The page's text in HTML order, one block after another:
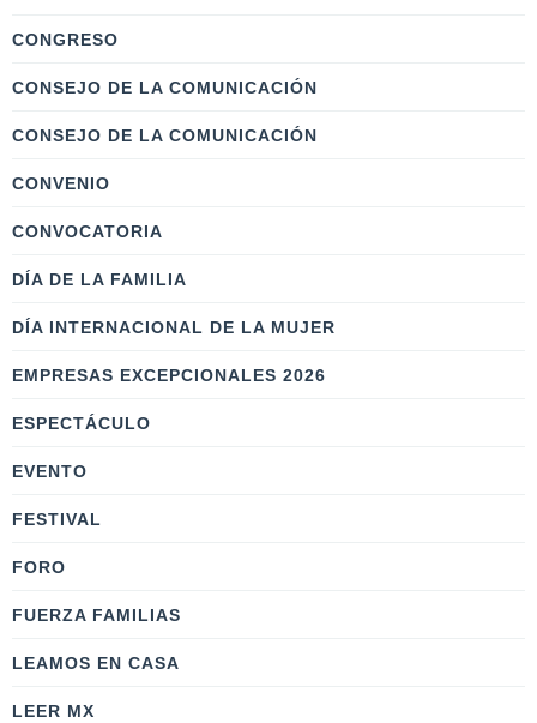
CONGRESO
CONSEJO DE LA COMUNICACIÓN
CONSEJO DE LA COMUNICACIÓN
CONVENIO
CONVOCATORIA
DÍA DE LA FAMILIA
DÍA INTERNACIONAL DE LA MUJER
EMPRESAS EXCEPCIONALES 2026
ESPECTÁCULO
EVENTO
FESTIVAL
FORO
FUERZA FAMILIAS
LEAMOS EN CASA
LEER MX